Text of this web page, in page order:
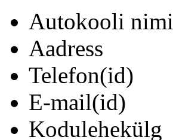
Autokooli nimi
Aadress
Telefon(id)
E-mail(id)
Kodulehekülg